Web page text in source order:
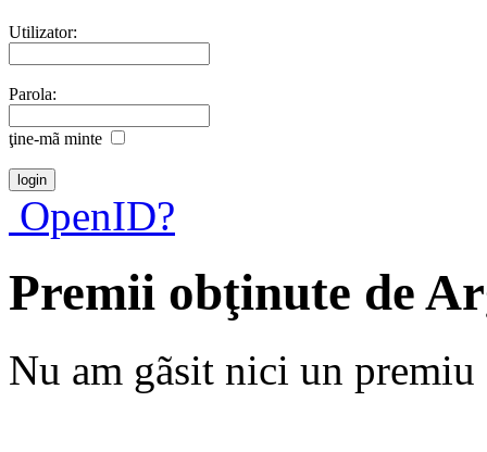
Utilizator:
Parola:
ţine-mã minte
OpenID?
Premii obţinute de
Nu am gãsit nici un premiu